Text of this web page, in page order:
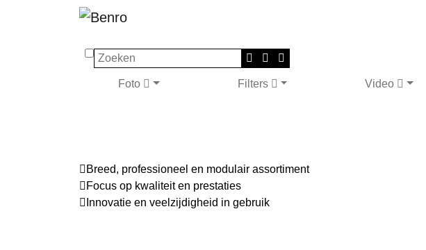
Zoeken
Foto Filters Video
Breed, professioneel en modulair assortiment
Focus op kwaliteit en prestaties
Innovatie en veelzijdigheid in gebruik